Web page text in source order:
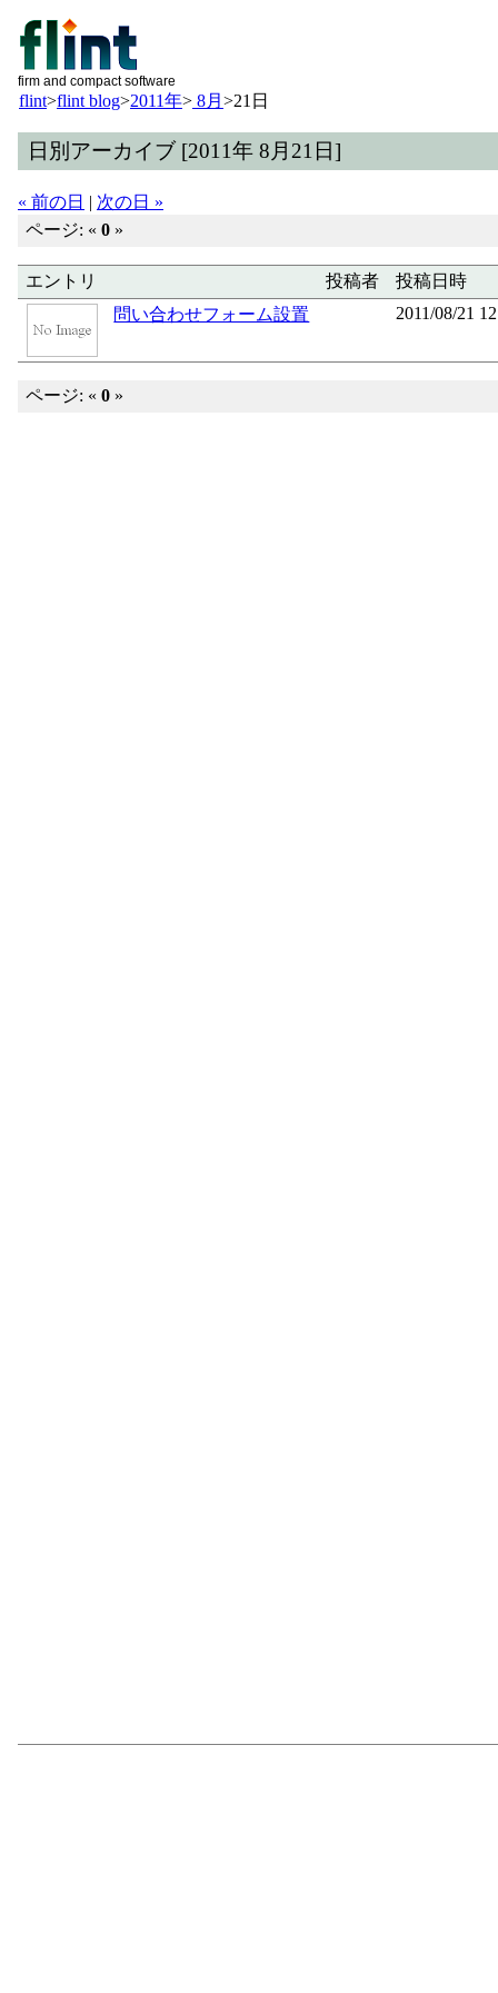
firm and compact software
flint>flint blog>2011年> 8月 >21日
日別アーカイブ [2011年 8月21日]
« 前の日 | 次の日 »
ページ: «0 »
エントリ 投稿者
投稿日時
問い合わせフォーム設置
2011/08/21
ページ: «0 »